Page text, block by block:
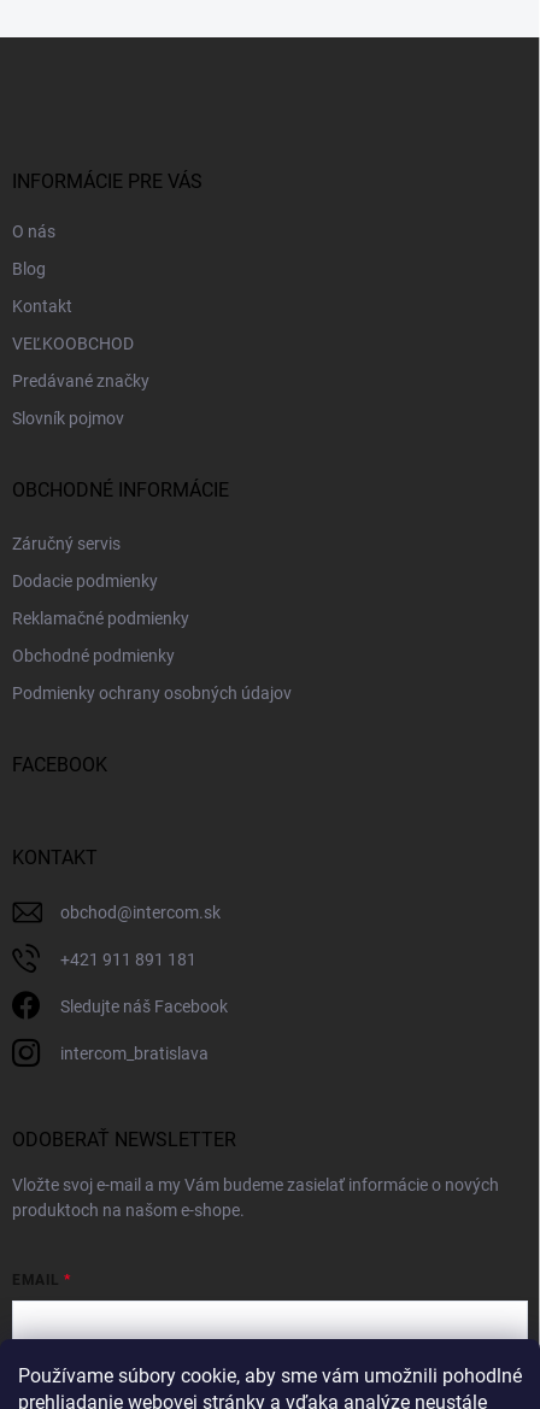
Používame súbory cookie, aby sme vám umožnili pohodlné
prehliadanie webovej stránky a vďaka analýze neustále
INFORMÁCIE PRE VÁS
O nás
Blog
Kontakt
VEĽKOOBCHOD
Predávané značky
Slovník pojmov
OBCHODNÉ INFORMÁCIE
Záručný servis
Dodacie podmienky
Reklamačné podmienky
Obchodné podmienky
Podmienky ochrany osobných údajov
FACEBOOK
KONTAKT
obchod@intercom.sk
+421 911 891 181
Sledujte náš Facebook
intercom_bratislava
ODOBERAŤ NEWSLETTER
Vložte svoj e-mail a my Vám budeme zasielať informácie o nových
produktoch na našom e-shope.
EMAIL
Vložením e-mailu súhlasíte spodmienkami ochrany osobných údajov